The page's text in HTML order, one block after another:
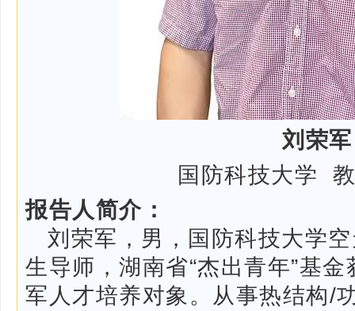
刘荣军
国防科技大学
报告人简介：
刘荣军 ， 男，国防科技大学
生导师，湖南省“杰出青年”基
军人才培养对象。 从事热结构/